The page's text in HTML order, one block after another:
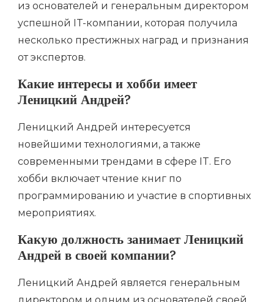
из основателей и генеральным директором
успешной IT-компании, которая получила
несколько престижных наград и признания
от экспертов.
Какие интересы и хобби имеет
Леницкий Андрей?
Леницкий Андрей интересуется
новейшими технологиями, а также
современными трендами в сфере IT. Его
хобби включает чтение книг по
программированию и участие в спортивных
мероприятиях.
Какую должность занимает Леницкий
Андрей в своей компании?
Леницкий Андрей является генеральным